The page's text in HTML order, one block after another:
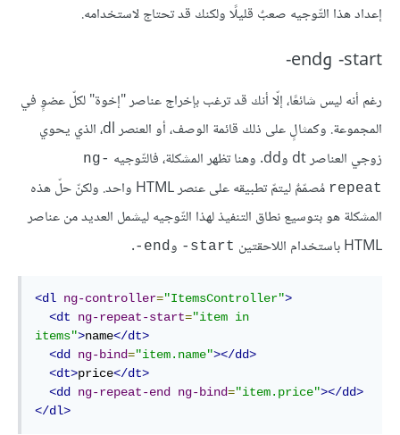
إعداد هذا التّوجيه صعبٌ قليلًا ولكنك قد تحتاج لاستخدامه.
start- وend-
رغم أنه ليس شائعًا، إلّا أنك قد ترغب بإخراج عناصر "إخوة" لكلّ عضوٍ في
المجموعة. وكمثالٍ على ذلك قائمة الوصف، أو العنصر dl، الذي يحوي
زوجي العناصر dt وdd. وهنا تظهر المشكلة، فالتّوجيه
ng-
repeat
مُصمّمٌ ليتمّ تطبيقه على عنصر HTML واحد. ولكنّ حلّ هذه
المشكلة هو بتوسيع نطاق التنفيذ لهذا التّوجيه ليشمل العديد من عناصر
HTML باستخدام اللاحقتين
start- وend-
.
<dl ng-controller="ItemsController">
<dt
ng-repeat-start="item in
items">name</dt>
<dd ng-bind="item.name"></dd>
<dt>price</dt>
<dd ng-repeat-end ng-bind="item.price"></dd>
</dl>